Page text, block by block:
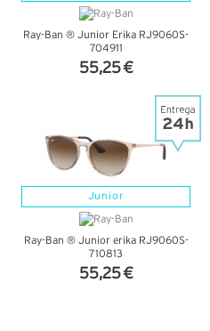
Ray-Ban ® Junior Erika RJ9060S-
704911
55,25 €
Junior
Ray-Ban ® Junior erika RJ9060S-
710813
55,25 €